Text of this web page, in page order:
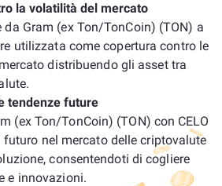
la volatilità del mercato
da Gram (ex Ton/TonCoin) (TON) a
utilizzata come copertura contro le
distribuendo gli asset tra
tendenze future
(ex Ton/TonCoin) (TON) con CELO
futuro nel mercato delle criptovalute
consentendoti di cogliere
e innovazioni.